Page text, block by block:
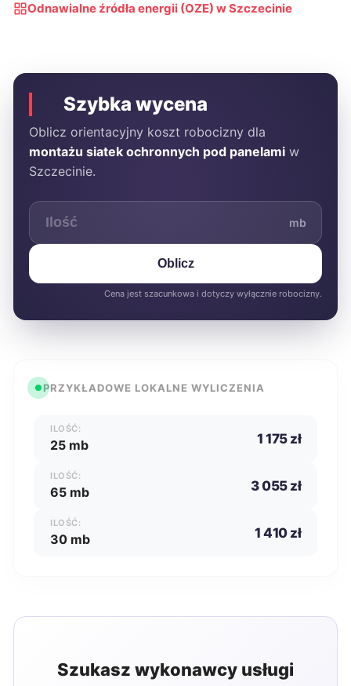
Odnawialne źródła energii (OZE) w Szczecinie
Szybka wycena
Oblicz orientacyjny koszt robocizny dla
montażu siatek ochronnych pod panelami w
Szczecinie.
mb
Oblicz
Cena jest szacunkowa i dotyczy wyłącznie robocizny.
PRZYKŁADOWE LOKALNE WYLICZENIA
ILOŚĆ:
25 mb 1 175 zł
ILOŚĆ:
65 mb 3 055 zł
ILOŚĆ:
30 mb 1 410 zł
Szukasz wykonawcy usługi